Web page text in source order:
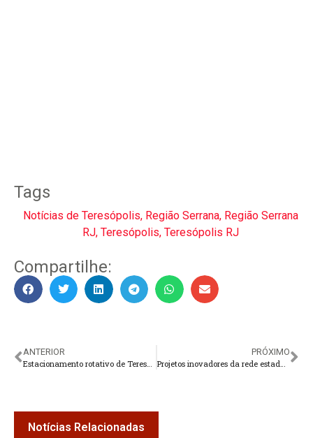
Tags
Notícias de Teresópolis, Região Serrana, Região Serrana
RJ, Teresópolis, Teresópolis RJ
Compartilhe:
ANTERIOR
Estacionamento rotativo de Teresópolis já com novos valores
PRÓXIMO
Projetos inovadores da rede estadual em destaque na Rio Innovation Week
Notícias Relacionadas